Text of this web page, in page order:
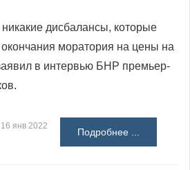
дисбалансы, которые
моратория на цены на
в интервью БНР премьер-
16 янв 2022
Подробнее ...